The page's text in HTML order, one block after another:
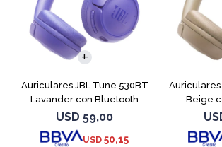
Auriculares JBL Tune 530BT
Lavander con Bluetooth
USD 59,00
USD 50,15
Auriculares
Beige